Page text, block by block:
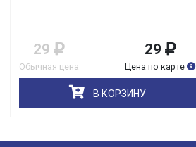
29
Обычная цена
29
Цена по карте
В КОРЗИНУ